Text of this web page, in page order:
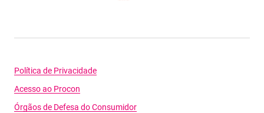
Política de Privacidade
Acesso ao Procon
Órgãos de Defesa do Consumidor